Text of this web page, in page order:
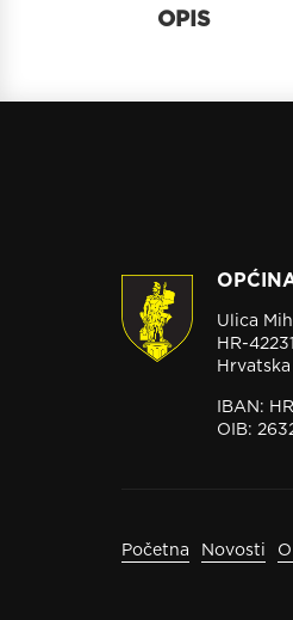
Ulica
HR-
IBAN:
OIB:
Početna Novosti